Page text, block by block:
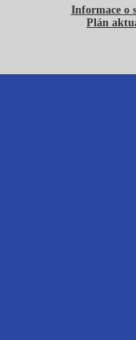
Informace o
Plán